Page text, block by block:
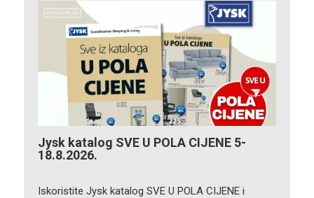
Jysk katalog SVE U POLA CIJENE 5-
18.8.2026.
Iskoristite Jysk katalog SVE U POLA CIJENE i